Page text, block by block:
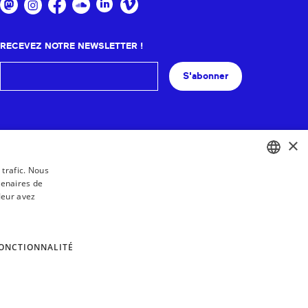
RECEVEZ NOTRE NEWSLETTER !
S'abonner
×
Nous
de
avez